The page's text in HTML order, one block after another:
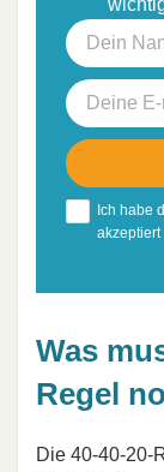
Ich habe
akzeptiert
Was
Regel
Die 40-40-20-